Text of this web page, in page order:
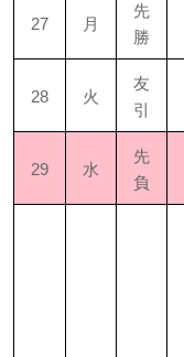
27 月
先
勝
28 火
友
引
29 水
先
負